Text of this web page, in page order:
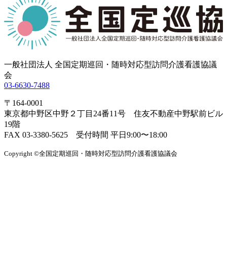
一般社団法人 全国定期巡回・随時対応型訪問介護看護協議
会
03-6630-7488
〒164-0001
東京都中野区中野２丁目24番11号 住友不動産中野駅前ビル
19階
FAX 03-3380-5625 受付時間 平日9:00〜18:00
Copyright ©全国定期巡回・随時対応型訪問介護看護協議会